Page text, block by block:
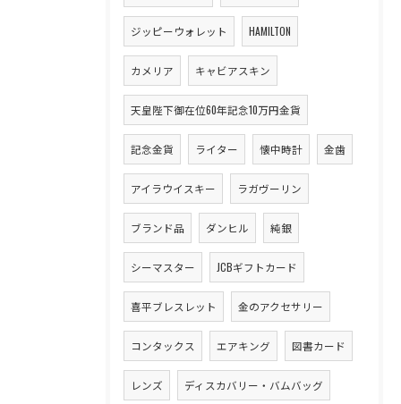
ジッピーウォレット HAMILTON
カメリア キャビアスキン
天皇陛下御在位60年記念10万円金貨
記念金貨 ライター 懐中時計 金歯
アイラウイスキー ラガヴーリン
ブランド品 ダンヒル 純銀
シーマスター JCBギフトカード
喜平ブレスレット 金のアクセサリー
コンタックス エアキング 図書カード
レンズ ディスカバリー・バムバッグ